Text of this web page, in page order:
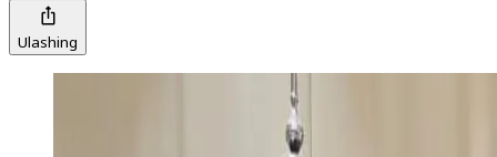
Ulashing